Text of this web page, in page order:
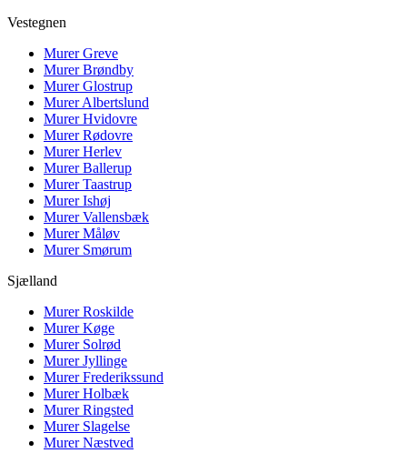
Vestegnen
MurerGreve
MurerBrøndby
MurerGlostrup
MurerAlbertslund
MurerHvidovre
MurerRødovre
MurerHerlev
MurerBallerup
MurerTaastrup
MurerIshøj
MurerVallensbæk
MurerMåløv
Murer Smørum
Sjælland
MurerRoskilde
MurerKøge
Murer Solrød
MurerJyllinge
MurerFrederikssund
MurerHolbæk
MurerRingsted
Murer Slagelse
MurerNæstved